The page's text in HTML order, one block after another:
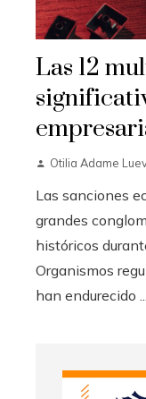
Las 12
Otilia Adame
Las sanciones
grandes
históricos
Organismos
han endurecido ...